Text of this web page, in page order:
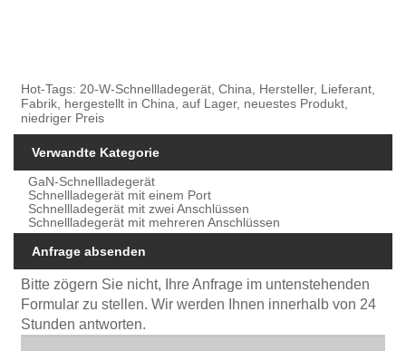
Hot-Tags: 20-W-Schnellladegerät, China, Hersteller, Lieferant,
Fabrik, hergestellt in China, auf Lager, neuestes Produkt,
niedriger Preis
Verwandte Kategorie
GaN-Schnellladegerät
Schnellladegerät mit einem Port
Schnellladegerät mit zwei Anschlüssen
Schnellladegerät mit mehreren Anschlüssen
Anfrage absenden
Bitte zögern Sie nicht, Ihre Anfrage im untenstehenden
Formular zu stellen. Wir werden Ihnen innerhalb von 24
Stunden antworten.